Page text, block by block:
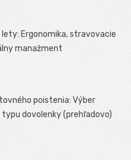
Ergonomika, stravovacie
manažment
poistenia: Výber
dovolenky (prehľadovo)